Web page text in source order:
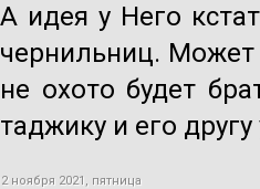
А идея у Него
чернильниц. Может
не охото будет
таджику и его другу
ноября 2021, пятница